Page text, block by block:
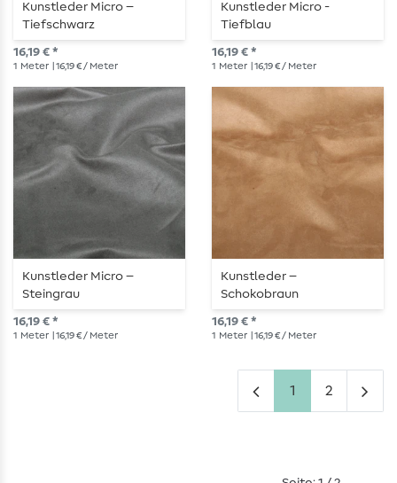
Kunstleder Micro –
Tiefschwarz
16,19 € *
1 Meter | 16,19 € / Meter
Kunstleder Micro -
Tiefblau
16,19 € *
1 Meter | 16,19 € / Meter
Kunstleder Micro –
Steingrau
16,19 € *
1 Meter | 16,19 € / Meter
Kunstleder –
Schokobraun
16,19 € *
1 Meter | 16,19 € / Meter
1 2